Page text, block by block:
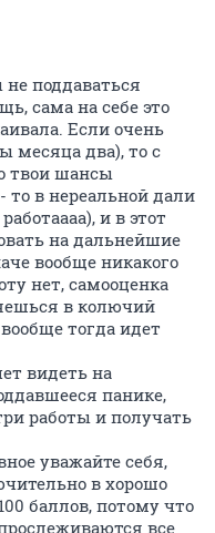
опыт работы
которую Вы
в кучу все, чем Вы
на бухгалтера,
тамадой и
правда, ни к
был на связи - имел
вакансии по
один-два
И никогда не
равно продолжал